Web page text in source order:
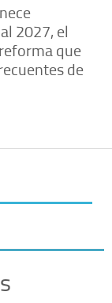
2027, el
que
de